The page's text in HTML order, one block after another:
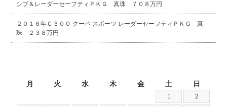
シブ＆レーダーセーフティＰＫＧ 真珠 ７０８万円
２０１６年Ｃ３００ クーペ スポーツ レーダーセーフティＰＫＧ 真
珠 ２３８万円
月 火 水 木 金 土 日
1 2